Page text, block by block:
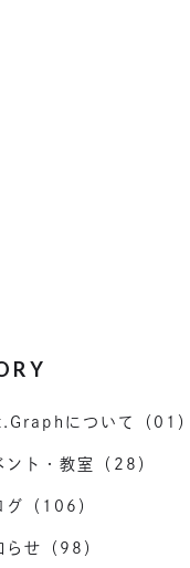
について（01）
ント・教室（28）
グ（106）
らせ（98）